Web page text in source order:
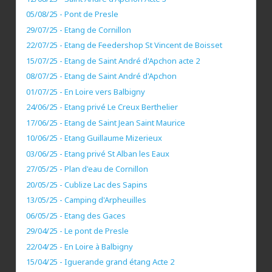
05/08/25 - Pont de Presle
29/07/25 - Etang de Cornillon
22/07/25 - Etang de Feedershop St Vincent de Boisset
15/07/25 - Etang de Saint André d'Apchon acte 2
08/07/25 - Etang de Saint André d'Apchon
01/07/25 - En Loire vers Balbigny
24/06/25 - Etang privé Le Creux Berthelier
17/06/25 - Etang de Saint Jean Saint Maurice
10/06/25 - Etang Guillaume Mizerieux
03/06/25 - Etang privé St Alban les Eaux
27/05/25 - Plan d'eau de Cornillon
20/05/25 - Cublize Lac des Sapins
13/05/25 - Camping d'Arpheuilles
06/05/25 - Etang des Gaces
29/04/25 - Le pont de Presle
22/04/25 - En Loire à Balbigny
15/04/25 - Iguerande grand étang Acte 2